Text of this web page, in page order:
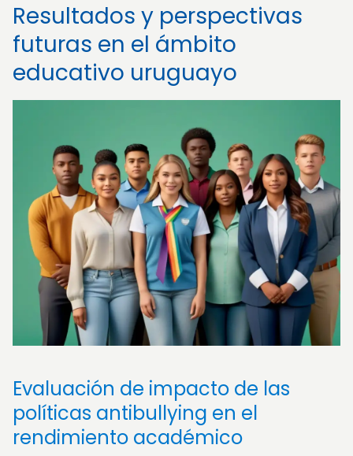
Resultados y perspectivas
futuras en el ámbito
educativo uruguayo
Evaluación de impacto de las
políticas antibullying en el
rendimiento académico